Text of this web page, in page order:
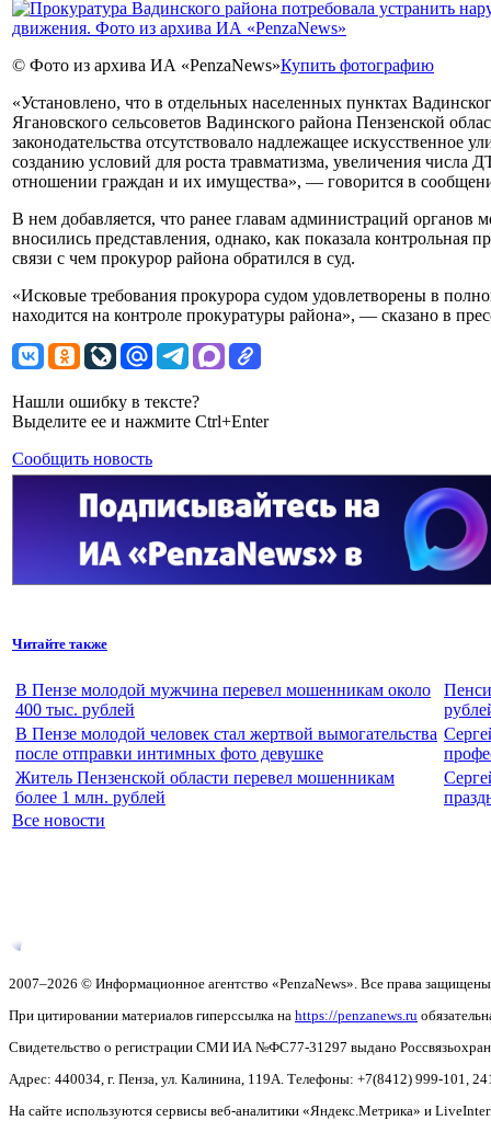
© Фото из архива ИА «PenzaNews»Купить фотографию
«Установлено, что в отдельных населенных пунктах
Ягановского сельсоветов Вадинского района Пензенской
законодательства отсутствовало надлежащее искусственное
созданию условий для роста травматизма, увеличения
отношении граждан и их имущества», — говорится в
В нем добавляется, что ранее главам администраций органов
вносились представления, однако, как показала
связи с чем прокурор района обратился в суд.
«Исковые требования прокурора судом удовлетворены в
находится на контроле прокуратуры района», — сказано в
Нашли ошибку в тексте?
Выделите ее и нажмите Ctrl+Enter
Сообщить новость
Читайте также
В Пензе молодой мужчина перевел мошенникам около
400 тыс. рублей
В Пензе молодой человек стал жертвой вымогательства
после отправки интимных фото девушке
Житель Пензенской области перевел мошенникам
более 1 млн. рублей
Все новости
2007–2026 © Информационное агентство «PenzaNews». Все права
При цитировании материалов гиперссылка на https://penzanews.ru
Свидетельство о регистрации СМИ ИА №ФС77-31297 выдано
Адрес: 440034, г. Пенза, ул. Калинина, 119А. Телефоны: +7(8412) 999-101,
На сайте используются сервисы веб-аналитики «Яндекс.Метрика» и